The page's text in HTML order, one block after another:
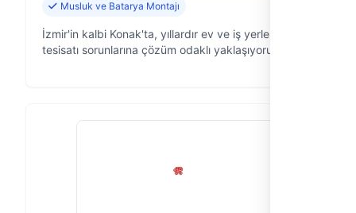
Musluk ve Batarya Montajı
İzmir'in kalbi Konak'ta, yıllardır ev ve iş yerlerinin su
tesisatı sorunlarına çözüm odaklı yaklaşıyoruz. Egeli